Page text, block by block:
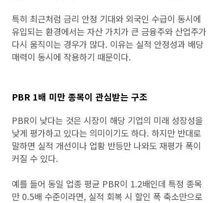
특히 최근처럼 금리 안정 기대와 외국인 수급이 동시에
유입되는 환경에서는 자산 가치가 큰 금융주와 산업주가
다시 움직이는 경우가 많다. 이유는 실적 안정성과 배당
매력이 동시에 작용하기 때문이다.
PBR 1배 미만 종목이 관심받는 구조
PBR이 낮다는 것은 시장이 해당 기업의 미래 성장성을
낮게 평가하고 있다는 의미이기도 하다. 하지만 반대로
말하면 실적 개선이나 업황 반등만 나와도 재평가 폭이
커질 수 있다.
예를 들어 동일 업종 평균 PBR이 1.2배인데 특정 종목
만 0.5배 수준이라면, 실적 회복 시 할인 폭 축소만으로